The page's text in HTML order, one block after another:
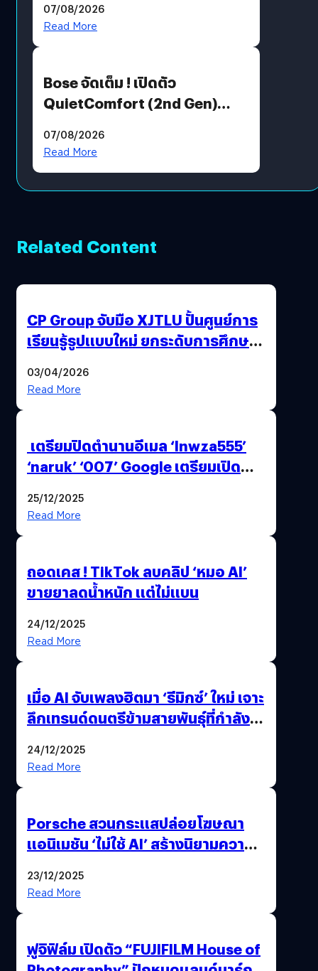
มีภาษาไทยด้วย
07/08/2026
Read More
Bose จัดเต็ม ! เปิดตัว
QuietComfort (2nd Gen)
07/08/2026
Read More
Related Content
CP Group จับมือ XJTLU ปั้นศูนย์การ
เรียนรู้รูปแบบใหม่ ยกระดับการศึกษา
03/04/2026
Read More
เตรียมปิดตำนานอีเมล ‘lnwza555’
‘naruk’ ‘007’ Google เตรียมเปิด
25/12/2025
Read More
ถอดเคส ! TikTok ลบคลิป ‘หมอ AI’
ขายยาลดน้ำหนัก แต่ไม่แบน
24/12/2025
Read More
เมื่อ AI จับเพลงฮิตมา ‘รีมิกซ์’ ใหม่ เจาะ
ลึกเทรนด์ดนตรีข้ามสายพันธุ์ที่กำลัง
24/12/2025
Read More
Porsche สวนกระแสปล่อยโฆษณา
แอนิเมชัน ‘ไม่ใช้ AI’ สร้างนิยามความ
23/12/2025
Read More
ฟูจิฟิล์ม เปิดตัว “FUJIFILM House of